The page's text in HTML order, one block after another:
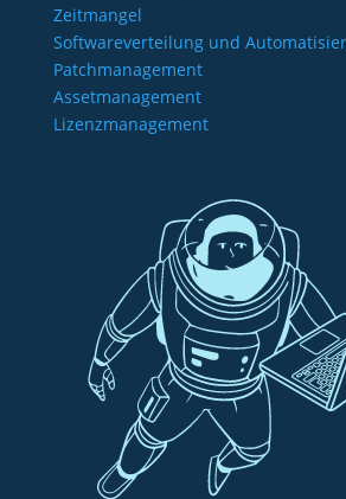
Zeitmangel
Softwareverteilung und
Patchmanagement
Assetmanagement
Lizenzmanagement